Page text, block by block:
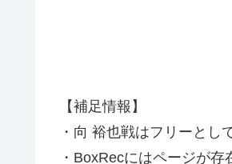
【補足情報】
・向 裕也戦はフリーとし
・BoxRecにはページが存